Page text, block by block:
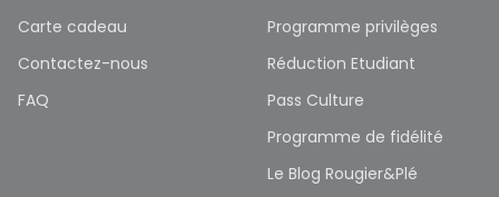
Carte cadeau
Contactez-nous
FAQ
Programme privilèges
Réduction Etudiant
Pass Culture
Programme de fidélité
Le Blog Rougier&Plé